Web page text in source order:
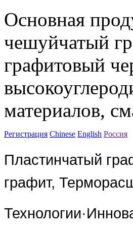
Основная
чешуйчатый
графитовый
материалов,
Регистрация Chinese English Россия
Пластинчатый
графит,